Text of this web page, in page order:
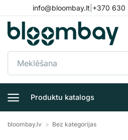
to
content
info@bloombay.lt +370 630
Meklēt:
Produktu katalogs
bloombay.lv > Bez kategorijas